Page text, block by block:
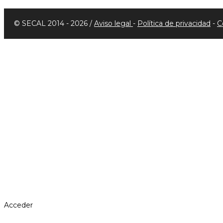
© SECAL 2014 - 2026 / Aviso legal - Política de privacidad -
Acceder